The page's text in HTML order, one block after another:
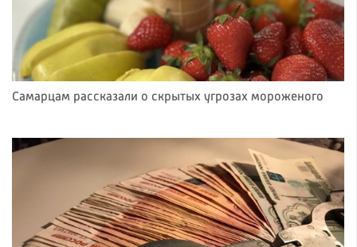
Самарцам рассказали о скрытых угрозах мороженого